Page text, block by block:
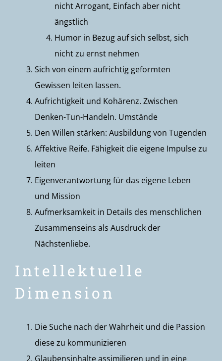
nicht Arrogant, Einfach aber nicht
ängstlich
Humor in Bezug auf sich selbst, sich
nicht zu ernst nehmen
Sich von einem aufrichtig geformten
Gewissen leiten lassen.
Aufrichtigkeit und Kohärenz. Zwischen
Denken-Tun-Handeln. Umstände
Den Willen stärken: Ausbildung von Tugenden
Affektive Reife. Fähigkeit die eigene Impulse zu
leiten
Eigenverantwortung für das eigene Leben
und Mission
Aufmerksamkeit in Details des menschlichen
Zusammenseins als Ausdruck der
Nächstenliebe.
Intellektuelle
Dimension
Die Suche nach der Wahrheit und die Passion
diese zu kommunizieren
Glaubensinhalte assimilieren und in eine